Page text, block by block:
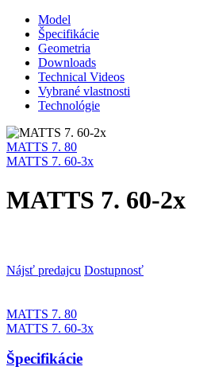
Model
Špecifikácie
Geometria
Downloads
Technical Videos
Vybrané vlastnosti
Technológie
MATTS 7. 80
MATTS 7. 60-3x
MATTS 7. 60-2x
Nájsť predajcu Dostupnosť
MATTS 7. 80
MATTS 7. 60-3x
Špecifikácie